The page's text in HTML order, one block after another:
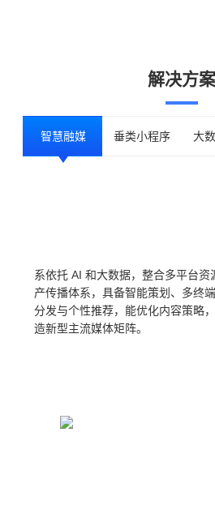
解决方案
智慧融媒 垂类小程序 大
系依托 AI 和大数据，整合多平台资
产传播体系，具备智能策划、多终
分发与个性推荐，能优化内容策略
造新型主流媒体矩阵。